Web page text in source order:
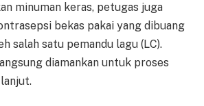
minuman keras, petugas juga
bekas pakai yang dibuang
salah satu pemandu lagu (LC).
diamankan untuk proses